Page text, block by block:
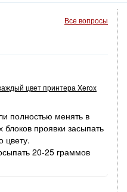
Все вопросы
цвет принтера Xerox
полностью менять в
проявки засыпать
цвету.
20-25 граммов